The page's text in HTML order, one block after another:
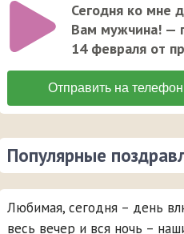
Сегодня ко мне
Вам мужчина! —
14 февраля от
Популярные
Любимая, сегодня – день
весь вечер и вся ночь –